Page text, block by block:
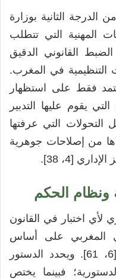
الدرجة الثانية بوزارة
المهنية التي تتطلب
القانوني الدقيق
التنظيمية في المغرب.
فقط على استظهار
يقوم عليها التدبير
التي عرفتها
دستور 2011 وما تلاها من إصلاحات جوهرية
[4، 38].
ونظام الحكم
لأي اختبار في القانون
المغربي على أساس
[6، 61]. ويحدد الدستور
فبينما يختص